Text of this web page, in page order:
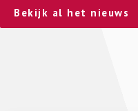
Bekijk al het nieuws